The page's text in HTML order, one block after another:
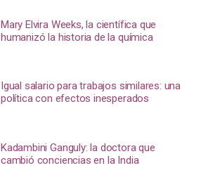
Mary Elvira Weeks, la científica que
humanizó la historia de la química
Igual salario para trabajos similares: una
política con efectos inesperados
Kadambini Ganguly: la doctora que
cambió conciencias en la India